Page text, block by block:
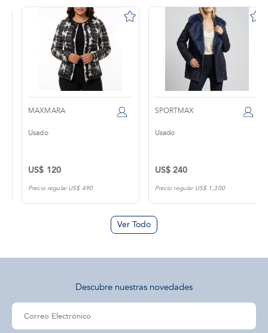
MAXMARA
Usado
US$ 120
Precio regular US$ 490
SPORTMAX
Usado
US$ 240
Precio regular US$ 1,300
Ver Todo
Descubre nuestras novedades